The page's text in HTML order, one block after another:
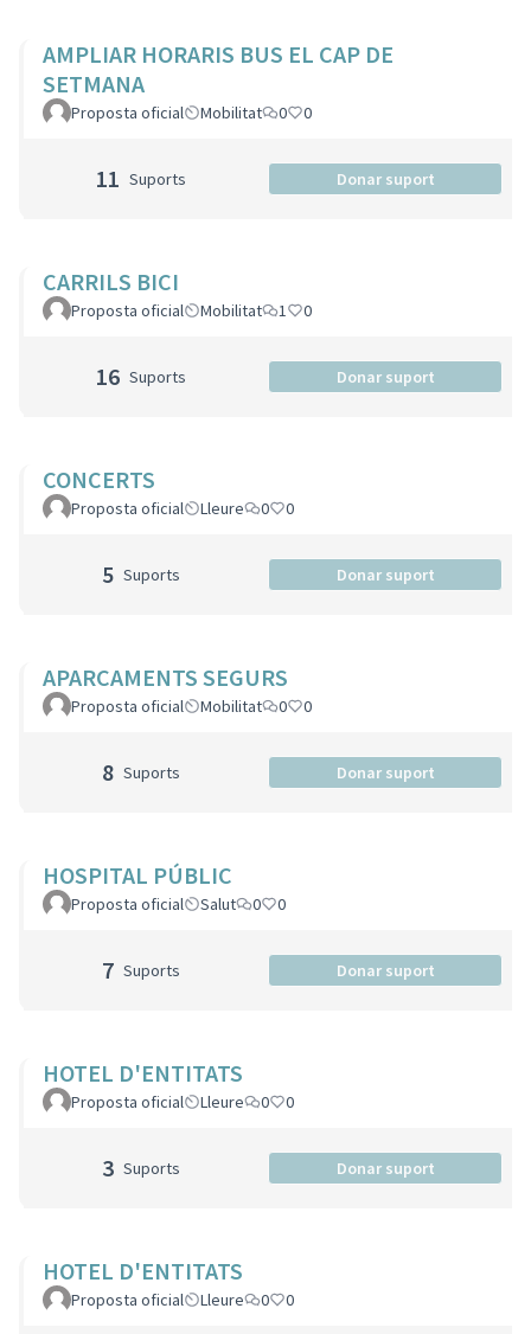
AMPLIAR HORARIS BUS EL CAP DE
SETMANA
Proposta oficial Mobilitat 0 0
11 Suports Donar suport
CARRILS BICI
Proposta oficial Mobilitat 1 0
16 Suports Donar suport
CONCERTS
Proposta oficial Lleure 0 0
5 Suports Donar suport
APARCAMENTS SEGURS
Proposta oficial Mobilitat 0 0
8 Suports Donar suport
HOSPITAL PÚBLIC
Proposta oficial Salut 0 0
7 Suports Donar suport
HOTEL D'ENTITATS
Proposta oficial Lleure 0 0
3 Suports Donar suport
HOTEL D'ENTITATS
Proposta oficial Lleure 0 0